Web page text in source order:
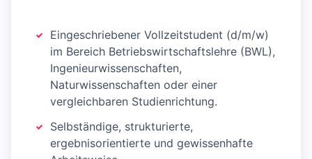
Eingeschriebener Vollzeitstudent (d/m/w)
im Bereich Betriebswirtschaftslehre (BWL),
Ingenieurwissenschaften,
Naturwissenschaften oder einer
vergleichbaren Studienrichtung.
Selbständige, strukturierte,
ergebnisorientierte und gewissenhafte